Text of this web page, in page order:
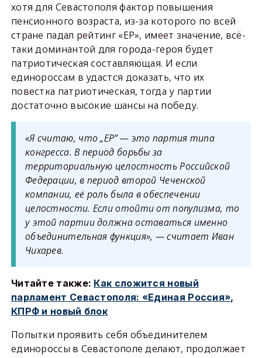
хотя для Севастополя фактор повышения
пенсионного возраста, из-за которого по всей
стране падал рейтинг «ЕР», имеет значение, всё-
таки доминантой для города-героя будет
патриотическая составляющая. И если
единороссам в удастся доказать, что их
повестка патриотическая, тогда у партии
достаточно высокие шансы на победу.
«Я считаю, что „ЕР” — это партия типа
конгресса. В период борьбы за
территориальную целостность Российской
Федерации, в период второй Чеченской
компании, её роль была в обеспечении
целостности. Если отойти от популизма, то
у этой партии должна оставаться именно
объединительная функция», — считает Иван
Чихарев.
Читайте также: Как сложится новый
парламент Севастополя: «Единая Россия»,
КПРФ и новый блок
Попытки проявить себя объединителем
единороссы в Севастополе делают, продолжает